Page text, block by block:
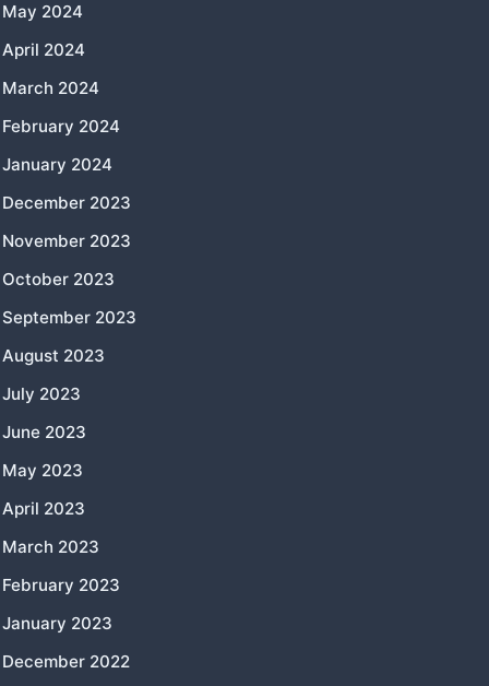
May 2024
April 2024
March 2024
February 2024
January 2024
December 2023
November 2023
October 2023
September 2023
August 2023
July 2023
June 2023
May 2023
April 2023
March 2023
February 2023
January 2023
December 2022